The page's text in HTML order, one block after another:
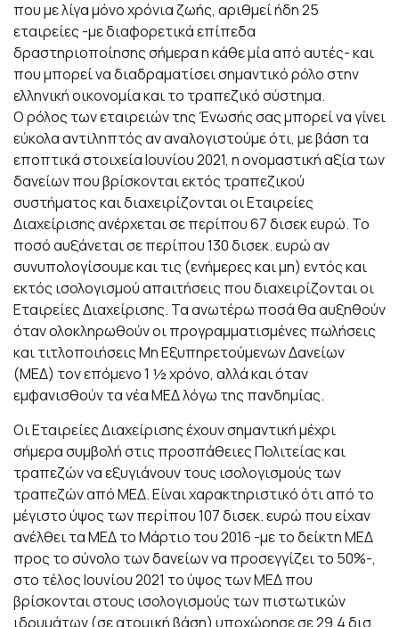
που με λίγα μόνο χρόνια ζωής, αριθμεί ήδη 25
εταιρείες -με διαφορετικά επίπεδα
δραστηριοποίησης σήμερα η κάθε μία από αυτές- και
που μπορεί να διαδραματίσει σημαντικό ρόλο στην
ελληνική οικονομία και το τραπεζικό σύστημα.
Ο ρόλος των εταιρειών της Ένωσής σας μπορεί να γίνει
εύκολα αντιληπτός αν αναλογιστούμε ότι, με βάση τα
εποπτικά στοιχεία Ιουνίου 2021, η ονομαστική αξία των
δανείων που βρίσκονται εκτός τραπεζικού
συστήματος και διαχειρίζονται οι Εταιρείες
Διαχείρισης ανέρχεται σε περίπου 67 δισεκ ευρώ. Το
ποσό αυξάνεται σε περίπου 130 δισεκ. ευρώ αν
συνυπολογίσουμε και τις (ενήμερες και μη) εντός και
εκτός ισολογισμού απαιτήσεις που διαχειρίζονται οι
Εταιρείες Διαχείρισης. Τα ανωτέρω ποσά θα αυξηθούν
όταν ολοκληρωθούν οι προγραμματισμένες πωλήσεις
και τιτλοποιήσεις Μη Εξυπηρετούμενων Δανείων
(ΜΕΔ) τον επόμενο 1 ½ χρόνο, αλλά και όταν
εμφανισθούν τα νέα ΜΕΔ λόγω της πανδημίας.
Οι Εταιρείες Διαχείρισης έχουν σημαντική μέχρι
σήμερα συμβολή στις προσπάθειες Πολιτείας και
τραπεζών να εξυγιάνουν τους ισολογισμούς των
τραπεζών από ΜΕΔ. Είναι χαρακτηριστικό ότι από το
μέγιστο ύψος των περίπου 107 δισεκ. ευρώ που είχαν
ανέλθει τα ΜΕΔ το Μάρτιο του 2016 -με το δείκτη ΜΕΔ
προς το σύνολο των δανείων να προσεγγίζει το 50%-,
στο τέλος Ιουνίου 2021 το ύψος των ΜΕΔ που
βρίσκονται στους ισολογισμούς των πιστωτικών
ιδρυμάτων (σε ατομική βάση) υποχώρησε σε 29,4 δισ.